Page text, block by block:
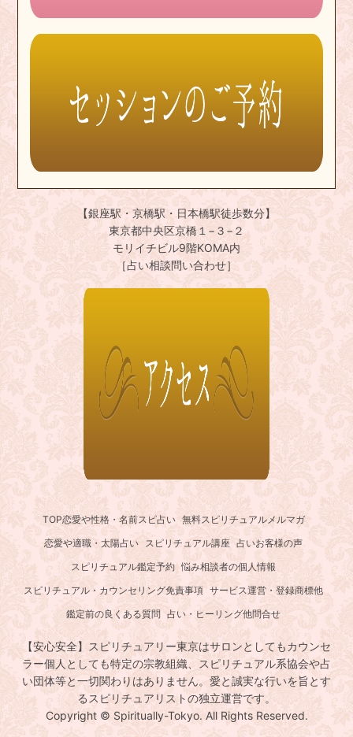
【銀座駅・京橋駅・日本橋駅徒歩数分】
東京都中央区京橋１−３−２
モリイチビル9階KOMA内
［占い相談問い合わせ］
TOP恋愛や性格・名前スピ占い 無料スピリチュアルメルマガ
恋愛や適職・太陽占い
スピリチュアル講座 占いお客様の声
スピリチュアル鑑定予約 悩み相談者の個人情報
スピリチュアル・カウンセリング免責事項 サービス運営・登録商標他
鑑定前の良くある質問 占い・ヒーリング他問合せ
【安心安全】スピリチュアリー東京はサロンとしてもカウンセ
ラー個人としても特定の宗教組織、スピリチュアル系協会や占
い団体等と一切関わりはありません。愛と誠実な行いを旨とす
るスピリチュアリストの独立運営です。
Copyright © Spiritually-Tokyo. All Rights Reserved.